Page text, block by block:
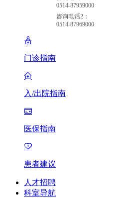
0514-87959000
咨询电话2：
0514-87969000
门诊指南
入/出院指南
医保指南
患者建议
人才招聘
科室导航